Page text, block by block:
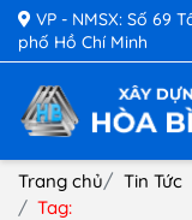
VP - NMSX: Số 69
phố Hồ Chí Minh
Trang chủ
Tin Tức
Tag: